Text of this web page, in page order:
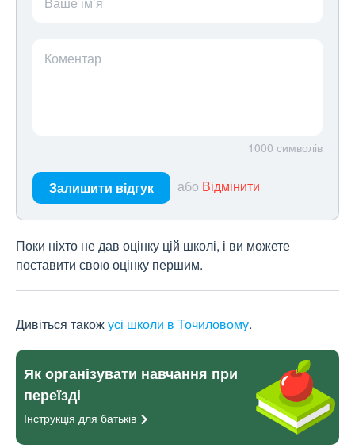
Коментар
1000 символів
Залишити відгук або Відмінити
Поки ніхто не дав оцінку цій школі, і ви можете
поставити свою оцінку першим.
Дивіться такожусі школи в Точиловому.
Як організувати навчання при
переїзді
Інструкція для батьків